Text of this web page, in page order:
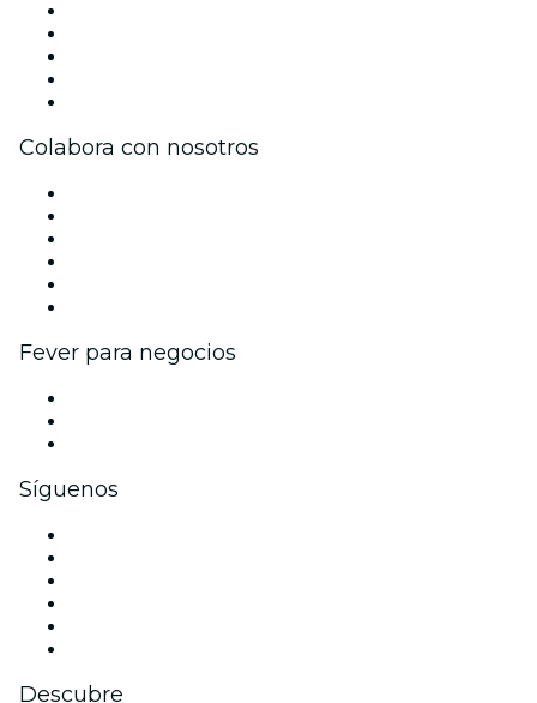
Colabora con nosotros
Fever para negocios
Síguenos
Descubre